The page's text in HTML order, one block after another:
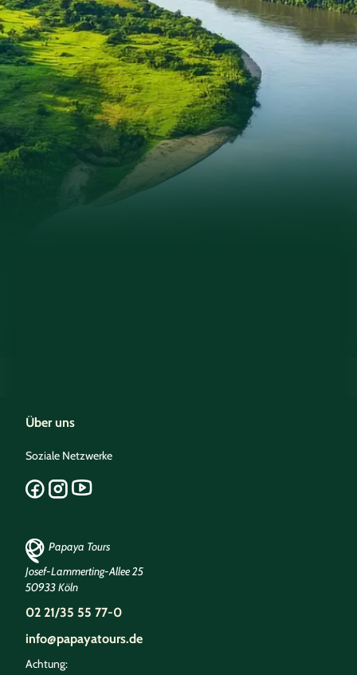
Über uns
Soziale Netzwerke
Papaya Tours
Josef-Lammerting-Allee 25
50933 Köln
02 21/35 55 77-0
info@papayatours.de
Achtung: